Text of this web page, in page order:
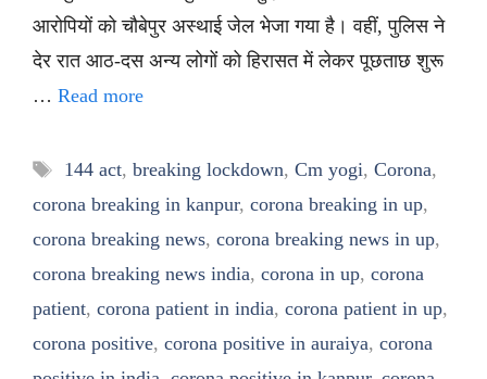
आरोपियों को चौबेपुर अस्थाई जेल भेजा गया है। वहीं, पुलिस ने
देर रात आठ-दस अन्य लोगों को हिरासत में लेकर पूछताछ शुरू
… Read more
Tags
144 act, breaking lockdown, Cm yogi, Corona,
corona breaking in kanpur, corona breaking in up,
corona breaking news, corona breaking news in up,
corona breaking news india, corona in up, corona
patient, corona patient in india, corona patient in up,
corona positive, corona positive in auraiya, corona